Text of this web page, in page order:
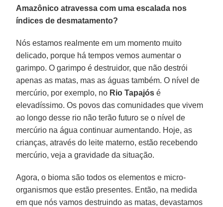
Amazônico atravessa com uma escalada nos
índices de desmatamento?
Nós estamos realmente em um momento muito
delicado, porque há tempos vemos aumentar o
garimpo. O garimpo é destruidor, que não destrói
apenas as matas, mas as águas também. O nível de
mercúrio, por exemplo, no Rio Tapajós é
elevadíssimo. Os povos das comunidades que vivem
ao longo desse rio não terão futuro se o nível de
mercúrio na água continuar aumentando. Hoje, as
crianças, através do leite materno, estão recebendo
mercúrio, veja a gravidade da situação.
Agora, o bioma são todos os elementos e micro-
organismos que estão presentes. Então, na medida
em que nós vamos destruindo as matas, devastamos